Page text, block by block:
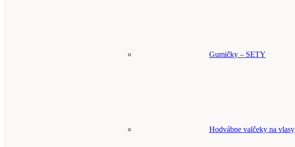
Gumičky – SETY
Hodvábne valčeky na vlasy